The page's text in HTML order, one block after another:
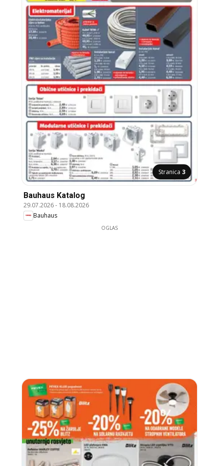
Stranica 3
Bauhaus Katalog
29.07.2026- 18.08.2026
Bauhaus
OGLAS